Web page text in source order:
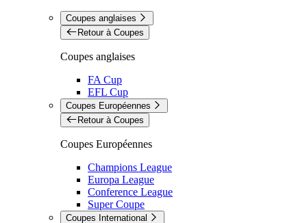
Coupes anglaises
Retour à Coupes
Coupes anglaises
FA Cup
EFL Cup
Coupes Européennes
Retour à Coupes
Coupes Européennes
Champions League
Europa League
Conference League
Super Coupe
Coupes International